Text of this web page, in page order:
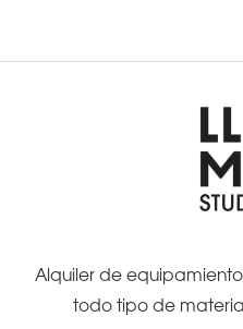
Alquiler de
todo tipo de